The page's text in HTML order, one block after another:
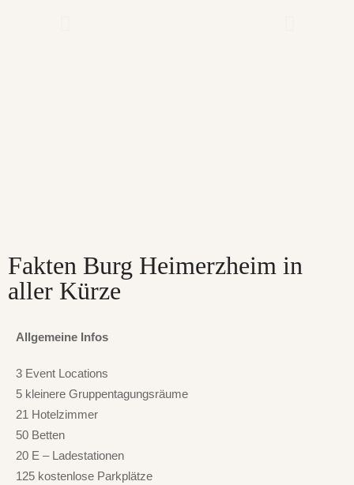
Fakten Burg Heimerzheim in
aller Kürze
Allgemeine Infos
3 Event Locations
5 kleinere Gruppentagungsräume
21 Hotelzimmer
50 Betten
20 E – Ladestationen
125 kostenlose Parkplätze